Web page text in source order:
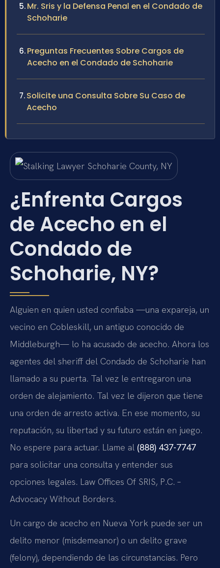
Mr. Sris y la Defensa Penal en el Condado de
Schoharie
Preguntas Frecuentes Sobre Cargos de
Acecho en el Condado de Schoharie
Solicite una Consulta Sobre Su Caso de
Acecho
¿Enfrenta Cargos
de Acecho en el
Condado de
Schoharie, NY?
Alguien en quien usted confiaba —una expareja, un
vecino en Cobleskill, un antiguo conocido de
Middleburgh— lo ha acusado de acecho. Ahora los
agentes del sheriff del Condado de Schoharie han
llamado a su puerta. Tal vez le entregaron una
orden de alejamiento. Tal vez le dijeron que tiene
una orden de arresto activa. En ese momento, su
reputación, su libertad y su futuro están en juego.
No espere para actuar. Llame al (888) 437-7747
para solicitar una consulta y entender sus
opciones legales. Law Offices Of SRIS, P.C. –
Advocacy Without Borders.
Un cargo de acecho en Nueva York puede ser un
delito menor (misdemeanor) o un delito grave
(felony), dependiendo de las circunstancias. Pero